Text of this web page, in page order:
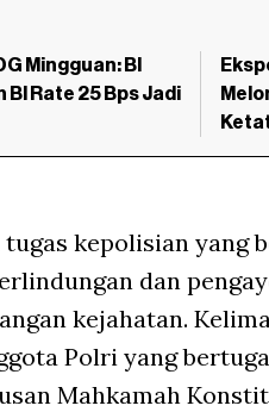
Mingguan: BI
BI Rate 25 Bps Jadi
kepolisian yang
dan
kejahatan.
Polri yang
Mahkamah